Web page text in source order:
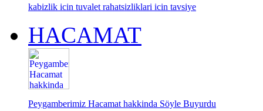
kabizlik icin tuvalet rahatsizliklari icin tavsiye
HACAMAT
Peygamberimiz Hacamat hakkinda Söyle Buyurdu